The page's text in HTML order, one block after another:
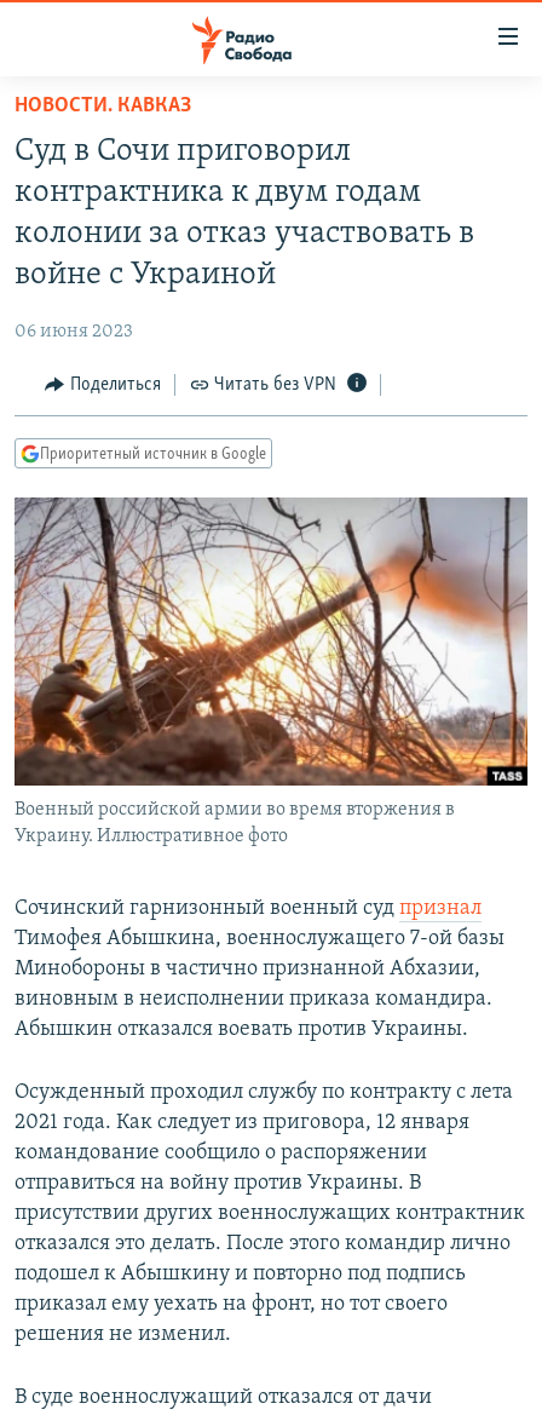
упрощенного
доступа
основному
содержанию
навигации
Вернутся
ПОДКАСТЫ
АВТОРСКИЕ ПРОЕКТЫ
ЦИТАТЫ СВОБОДЫ
IDEL.РЕАЛИИ
КАВКАЗ.РЕАЛИИ
СИБИРЬ.РЕАЛИИ
РАСПИСАНИЕ ВЕЩАНИЯ
ПОДПИШИТЕСЬ НА РАССЫЛКУ
СОЦИАЛЬНЫЕ СЕТИ
Все сайты РСЕ/РС
НОВОСТИ. КАВКАЗ
Суд в Сочи приговорил
контрактника к двум годам
колонии за отказ участвовать в
войне с Украиной
06 июня 2023
Поделиться Читать без VPN
Приоритетный источник в Google
Военный российской армии во время вторжения в
Украину. Иллюстративное фото
Сочинский гарнизонный военный суд признал
Тимофея Абышкина, военнослужащего 7-ой базы
Минобороны в частично признанной Абхазии,
виновным в неисполнении приказа командира.
Абышкин отказался воевать против Украины.
Осужденный проходил службу по контракту с лета
2021 года. Как следует из приговора, 12 января
командование сообщило о распоряжении
отправиться на войну против Украины. В
присутствии других военнослужащих контрактник
отказался это делать. После этого командир лично
подошел к Абышкину и повторно под подпись
приказал ему уехать на фронт, но тот своего
решения не изменил.
В суде военнослужащий отказался от дачи